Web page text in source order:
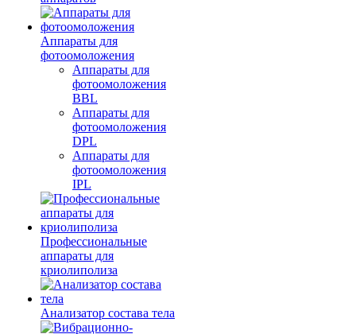
Аппараты для
фотоомоложения
Аппараты для
фотоомоложения
BBL
Аппараты для
фотоомоложения
DPL
Аппараты для
фотоомоложения
IPL
Профессиональные
аппараты для
криолиполиза
Анализатор состава тела